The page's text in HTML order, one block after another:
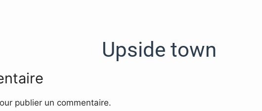
Upside town
publier un commentaire.